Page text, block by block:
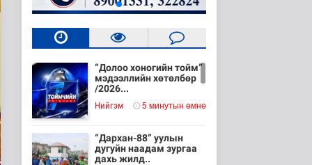
“Долоо хоногийн тойм”
мэдээллийн хөтөлбөр
/2026...
Нийгэм 5 минутын өмнө
“Дархан-88” уулын
дугуйн наадам зургаа
дахь жилд..